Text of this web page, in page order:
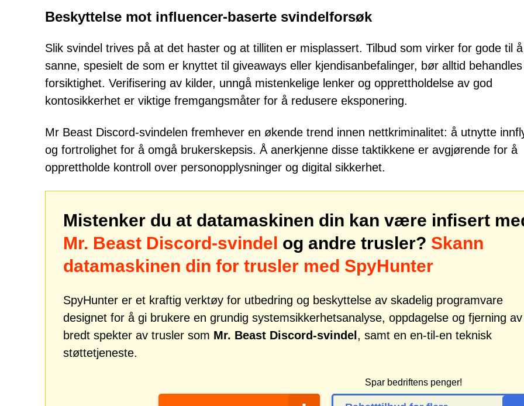
Beskyttelse mot influencer-baserte svindelforsøk
Slik svindel trives på at det haster og at tilliten er misplassert. Tilbud som virker for gode til
sanne, spesielt de som er knyttet til giveaways eller kjendisanbefalinger, bør alltid
forsiktighet. Verifisering av kilder, unngå mistenkelige lenker og opprettholdelse av god
kontosikkerhet er viktige fremgangsmåter for å redusere eksponering.
Mr Beast Discord-svindelen fremhever en økende trend innen nettkriminalitet: å utnytte
og fortrolighet for å omgå brukerskepsis. Å anerkjenne disse taktikkene er avgjørende for å
opprettholde kontroll over personopplysninger og digital sikkerhet.
Mistenker du at datamaskinen din kan være infisert
Mr. Beast Discord-svindel og andre trusler? Skann
datamaskinen din for trusler med SpyHunter
SpyHunter er et kraftig verktøy for utbedring og beskyttelse av skadelig programvare
designet for å gi brukere en grundig systemsikkerhetsanalyse, oppdagelse og fjerning
bredt spekter av trusler som Mr. Beast Discord-svindel , samt en en-til-en teknisk
støttetjeneste.
Spar bedriftens penger!